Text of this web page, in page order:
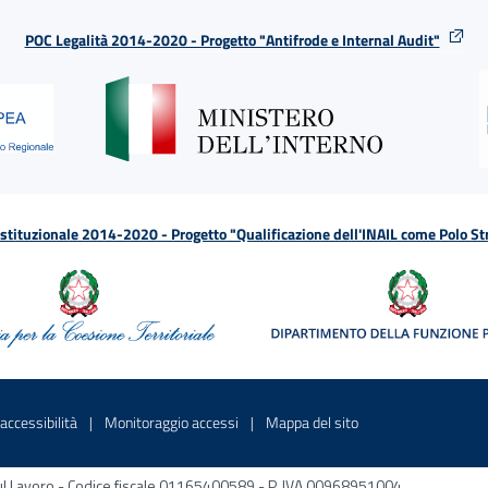
POC Legalità 2014-2020 - Progetto "Antifrode e Internal Audit"
2014-2020 - Progetto "Qualificazione dell'INAIL come Polo
una nuova finestraSito interno - Apre in una nuova finestra
Monitoraggio accessi Sito interno - Apre in una nuova
Mappa del sitoSito interno - Apre